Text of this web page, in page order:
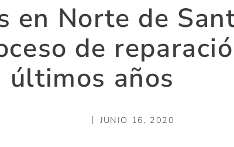
en Norte de
de
últimos años
JUNIO 16, 2020